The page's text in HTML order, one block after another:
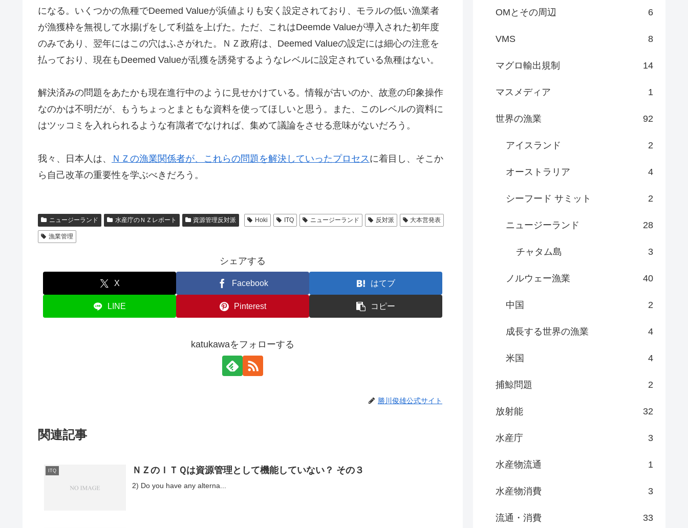
になる。いくつかの魚種でDeemed Valueが浜値よりも安く設定されており、モラルの低い漁業者
が漁獲枠を無視して水揚げをして利益を上げた。ただ、これはDeemde Valueが導入された初年度
のみであり、翌年にはこの穴はふさがれた。ＮＺ政府は、Deemed Valueの設定には細心の注意を
払っており、現在もDeemed Valueが乱獲を誘発するようなレベルに設定されている魚種はない。
解決済みの問題をあたかも現在進行中のように見せかけている。情報が古いのか、故意の印象操作
なのかは不明だが、もうちょっとまともな資料を使ってほしいと思う。また、このレベルの資料に
はツッコミを入れられるような有識者でなければ、集めて議論をさせる意味がないだろう。
我々、日本人は、 ＮＺの漁業関係者が、これらの問題を解決していったプロセス に着目し、そこか
ら自己改革の重要性を学ぶべきだろう。
ニュージーランド 水産庁のＮＺレポート 資源管理反対派 Hoki ITQ ニュージーランド 反対派 大本営発表
漁業管理
シェアする
X Facebook はてブ
LINE Pinterest コピー
katukawaをフォローする
勝川俊雄公式サイト
関連記事
ITQ ＮＺのＩＴＱは資源管理として機能していない？ その３
2) Do you have any alterna...
OMとその周辺 6
VMS 8
マグロ輸出規制 14
マスメディア 1
世界の漁業 92
アイスランド 2
オーストラリア 4
シーフード サミット 2
ニュージーランド 28
チャタム島 3
ノルウェー漁業 40
中国 2
成長する世界の漁業 4
米国 4
捕鯨問題 2
放射能 32
水産庁 3
水産物流通 1
水産物消費 3
流通・消費 33